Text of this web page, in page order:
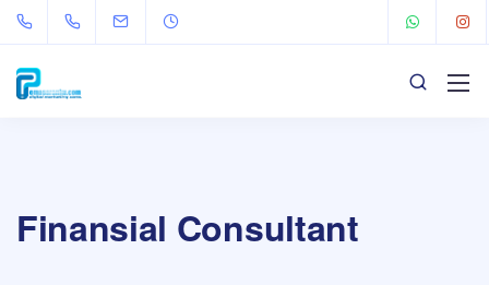
Finansial Consultant